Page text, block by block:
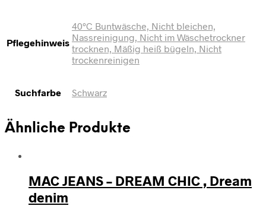
Pflegehinweis
40°C Buntwäsche, Nicht bleichen,
Nassreinigung, Nicht im Wäschetrockner
trocknen, Mäßig heiß bügeln, Nicht
trockenreinigen
Suchfarbe Schwarz
Ähnliche Produkte
MAC JEANS – DREAM CHIC , Dream
denim